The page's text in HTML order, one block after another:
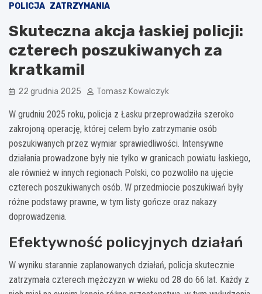
POLICJA ZATRZYMANIA
Skuteczna akcja łaskiej policji:
czterech poszukiwanych za
kratkami!
22 grudnia 2025 Tomasz Kowalczyk
W grudniu 2025 roku, policja z Łasku przeprowadziła szeroko
zakrojoną operację, której celem było zatrzymanie osób
poszukiwanych przez wymiar sprawiedliwości. Intensywne
działania prowadzone były nie tylko w granicach powiatu łaskiego,
ale również w innych regionach Polski, co pozwoliło na ujęcie
czterech poszukiwanych osób. W przedmiocie poszukiwań były
różne podstawy prawne, w tym listy gończe oraz nakazy
doprowadzenia.
Efektywność policyjnych działań
W wyniku starannie zaplanowanych działań, policja skutecznie
zatrzymała czterech mężczyzn w wieku od 28 do 66 lat. Każdy z